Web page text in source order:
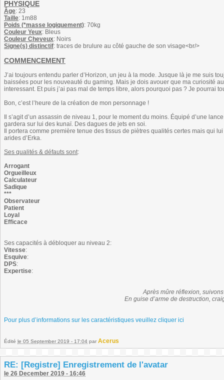
PHYSIQUE
Âge: 23
Taille: 1m88
Poids (*masse logiquement): 70kg
Couleur Yeux: Bleus
Couleur Cheveux: Noirs
Signe(s) distinctif: traces de brulure au côté gauche de son visage<br/>
COMMENCEMENT
J’ai toujours entendu parler d’Horizon, un jeu à la mode. Jusque là je me suis
baissées pour les nouveauté du gaming. Mais je dois avouer que ma curiosité
interessant. Et puis j’ai pas mal de temps libre, alors pourquoi pas ? Je pourrai
Bon, c’est l’heure de la création de mon personnage !
Il s’agit d’un assassin de niveau 1, pour le moment du moins. Équipé d’une
gardera sur lui des kunaï. Des dagues de jets en soi.
Il portera comme première tenue des tissus de piètres qualités certes mais qui
arides d’Erka.
Ses qualités & défauts sont:
Arrogant
Orgueilleux
Calculateur
Sadique
***
Observateur
Patient
Loyal
Efficace
Ses capacités à débloquer au niveau 2:
Vitesse:
Esquive:
DPS:
Expertise:
Après mûre réflexion,
En guise d’arme de destruction,
Pour plus d’informations sur les caractéristiques veuillez cliquer ici
Édité le 05 September 2019 - 17:04 par Acerus
RE: [Registre] Enregistrement de l'avatar
le 26 December 2019 - 16:46